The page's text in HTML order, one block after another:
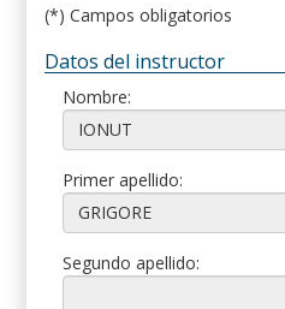
(*) Campos obligatorios
Datos del instructor
Nombre:
Primer apellido:
Segundo apellido: